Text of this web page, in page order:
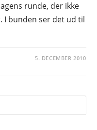
runde, der ikke
I bunden ser det ud til
5. DECEMBER 2010